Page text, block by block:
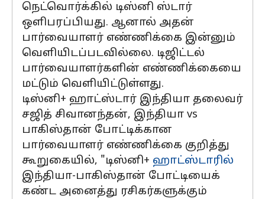
நெட்வொர்க்கில் டிஸ்னி ஸ்டார்
ஒளிபரப்பியது. ஆனால் அதன்
பார்வையாளர் எண்ணிக்கை இன்னும்
வெளியிடப்படவில்லை. டிஜிட்டல்
பார்வையாளர்களின் எண்ணிக்கையை
மட்டும் வெளியிட்டுள்ளது.
டிஸ்னி+ ஹாட்ஸ்டார் இந்தியா தலைவர்
சஜித் சிவானந்தன், இந்தியா vs
பாகிஸ்தான் போட்டிக்கான
பார்வையாளர் எண்ணிக்கை குறித்து
கூறுகையில், "டிஸ்னி+ ஹாட்ஸ்டாரில்
இந்தியா-பாகிஸ்தான் போட்டியைக்
கண்ட அனைத்து ரசிகர்களுக்கும்